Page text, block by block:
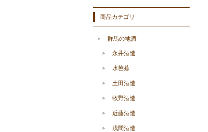
商品カテゴリ
群馬の地酒
永井酒造
水芭蕉
土田酒造
牧野酒造
近藤酒造
浅間酒造